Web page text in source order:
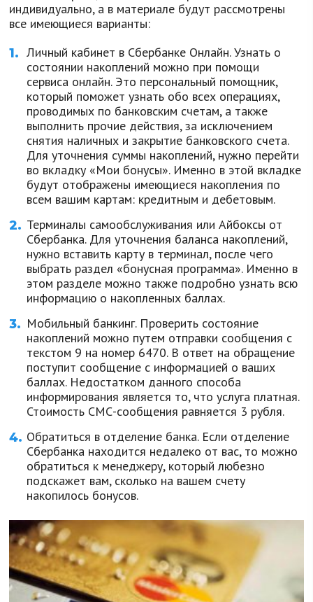
индивидуально, а в материале будут рассмотрены
все имеющиеся варианты:
Личный кабинет в Сбербанке Онлайн. Узнать о
состоянии накоплений можно при помощи
сервиса онлайн. Это персональный помощник,
который поможет узнать обо всех операциях,
проводимых по банковским счетам, а также
выполнить прочие действия, за исключением
снятия наличных и закрытие банковского счета.
Для уточнения суммы накоплений, нужно перейти
во вкладку «Мои бонусы». Именно в этой вкладке
будут отображены имеющиеся накопления по
всем вашим картам: кредитным и дебетовым.
Терминалы самообслуживания или Айбоксы от
Сбербанка. Для уточнения баланса накоплений,
нужно вставить карту в терминал, после чего
выбрать раздел «бонусная программа». Именно в
этом разделе можно также подробно узнать всю
информацию о накопленных баллах.
Мобильный банкинг. Проверить состояние
накоплений можно путем отправки сообщения с
текстом 9 на номер 6470. В ответ на обращение
поступит сообщение с информацией о ваших
баллах. Недостатком данного способа
информирования является то, что услуга платная.
Стоимость СМС-сообщения равняется 3 рубля.
Обратиться в отделение банка. Если отделение
Сбербанка находится недалеко от вас, то можно
обратиться к менеджеру, который любезно
подскажет вам, сколько на вашем счету
накопилось бонусов.